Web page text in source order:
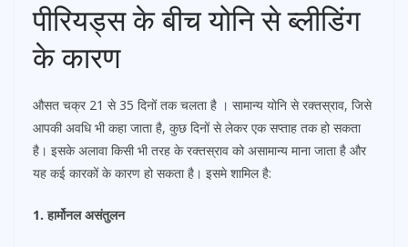
पीरियड्स के बीच योनि से ब्लीडिंग
के कारण
औसत चक्र 21 से 35 दिनों तक चलता है । सामान्य योनि से रक्तस्राव, जिसे
आपकी अवधि भी कहा जाता है, कुछ दिनों से लेकर एक सप्ताह तक हो सकता
है। इसके अलावा किसी भी तरह के रक्तस्राव को असामान्य माना जाता है और
यह कई कारकों के कारण हो सकता है। इसमे शामिल है:
1. हार्मोनल असंतुलन